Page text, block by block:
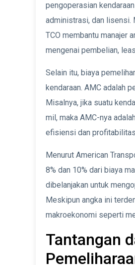
pengoperasian
administrasi, dan lisensi.
TCO membantu manajer
mengenai pembelian,
Selain itu, biaya
kendaraan. AMC adalah
Misalnya, jika suatu
mil, maka AMC-nya
efisiensi dan
Menurut American
8% dan 10% dari biaya
dibelanjakan untuk
Meskipun angka ini
makroekonomi seperti
Tantangan